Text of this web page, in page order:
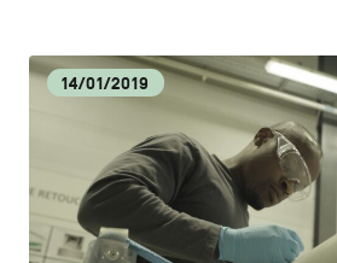
FR
LIFESTYLE
LOKALE VOEDINGSPRODUCTEN
MILIEU
14/01/2019